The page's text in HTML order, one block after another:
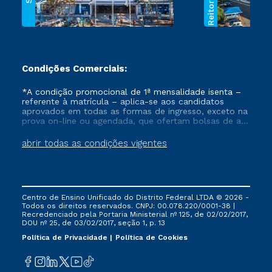
Condições Comerciais:
abrir todas as condições vigentes
*A condição promocional de 1ª mensalidade isenta –
referente à matrícula – aplica-se aos candidatos
aprovados em todas as formas de ingresso, exceto na
prova on-line ou agendada, que ofertam bolsas de até
vigente, que ainda não tenham efetivado e/ou não
tenham cancelado ou trancado sua matrícula em uma
via FIES, Prouni e outros programas governamentais, e
não se acumula com nenhuma outra campanha
ofertada pela Instituição.
Centro de Ensino Unificado do Distrito Federal LTDA © 2026 -
Todos os direitos reservados. CNPJ: 00.078.220/0001-38 |
Recredenciado pela Portaria Ministerial nº 125, de 02/02/2017,
DOU nº 25, de 03/02/2017, seção 1, p. 13
Política de Privacidade
Política de Cookies